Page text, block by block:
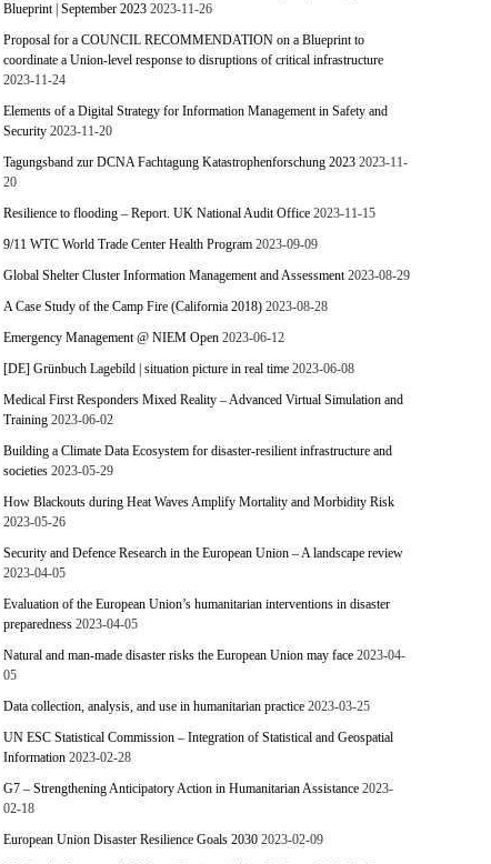
Blueprint | September 2023 2023-11-26
Proposal for a COUNCIL RECOMMENDATION on a Blueprint to
coordinate a Union-level response to disruptions of critical infrastructure
2023-11-24
Elements of a Digital Strategy for Information Management in Safety and
Security 2023-11-20
Tagungsband zur DCNA Fachtagung Katastrophenforschung 2023 2023-11-
20
Resilience to flooding – Report. UK National Audit Office 2023-11-15
9/11 WTC World Trade Center Health Program 2023-09-09
Global Shelter Cluster Information Management and Assessment 2023-08-29
A Case Study of the Camp Fire (California 2018) 2023-08-28
Emergency Management @ NIEM Open 2023-06-12
[DE] Grünbuch Lagebild | situation picture in real time 2023-06-08
Medical First Responders Mixed Reality – Advanced Virtual Simulation and
Training 2023-06-02
Building a Climate Data Ecosystem for disaster-resilient infrastructure and
societies 2023-05-29
How Blackouts during Heat Waves Amplify Mortality and Morbidity Risk
2023-05-26
Security and Defence Research in the European Union – A landscape review
2023-04-05
Evaluation of the European Union’s humanitarian interventions in disaster
preparedness 2023-04-05
Natural and man-made disaster risks the European Union may face 2023-04-
05
Data collection, analysis, and use in humanitarian practice 2023-03-25
UN ESC Statistical Commission – Integration of Statistical and Geospatial
Information 2023-02-28
G7 – Strengthening Anticipatory Action in Humanitarian Assistance 2023-
02-18
European Union Disaster Resilience Goals 2030 2023-02-09